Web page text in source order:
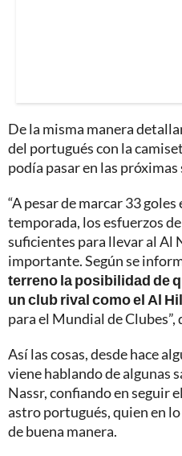
De la misma manera
del portugués con la
podía pasar en las próximas
“A pesar de marcar 33
temporada, los esfuerzos
suficientes para llevar al Al
importante. Según se
terreno la posibilidad de
un club rival como el Al
para el Mundial de
Así las cosas, desde hace
viene hablando de algunas
Nassr, confiando en seguir
astro portugués, quien en
de buena manera.